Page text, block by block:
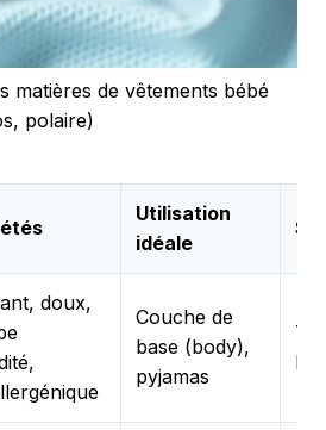
matières de vêtements bébé
polaire)
Utilisation
idéale
doux,
Couche de
base (body),
pyjamas